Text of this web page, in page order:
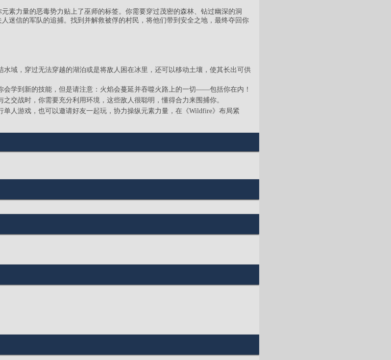
素力量的恶毒势力贴上了巫师的标签。你需要穿过茂密的森林、钻过幽深的洞
迷信的军队的追捕。找到并解救被俘的村民，将他们带到安全之地，最终夺回你
水域，穿过无法穿越的湖泊或是将敌人困在冰里，还可以移动土壤，使其长出可供
会学到新的技能，但是请注意：火焰会蔓延并吞噬火路上的一切——包括你在内！
交战时，你需要充分利用环境，这些敌人很聪明，懂得合力来围捕你。
单人游戏，也可以邀请好友一起玩，协力操纵元素力量，在《Wildfire》布局紧